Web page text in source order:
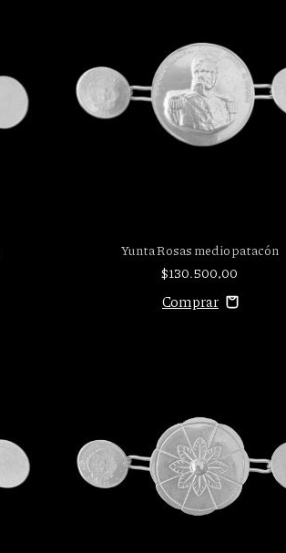
Yunta Rosas medio patacón
$130.500,00